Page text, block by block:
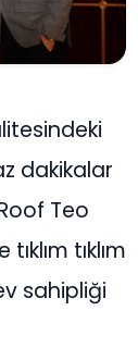
dakikalar
Teo
tıklım
sahipliği